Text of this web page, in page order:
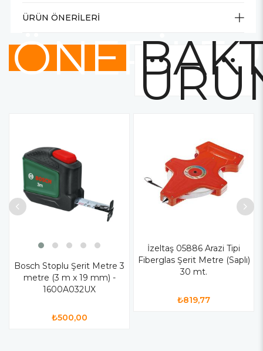
ÜRÜN ÖNERILERI
ÖNERİLER
Bosch Stoplu Şerit Metre 3
metre (3 m x 19 mm) -
1600A032UX
₺500,00
İzeltaş 05886 Arazi Tipi
Fiberglas Şerit Metre (Saplı)
30 mt.
₺819,77